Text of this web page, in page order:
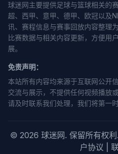
球迷网主要提供足球与篮球相关的
超、西甲、意甲、德甲、欧冠以及
讯、赛程信息与赛事回放内容整理
比赛数据与相关内容更新，方便用
展。
免责声明：
本站所有内容均来源于互联网公开
交流与展示，不提供任何视频播放
请及时联系我们处理，我们将第一
© 2026 球迷网. 保留所有权利
户协议